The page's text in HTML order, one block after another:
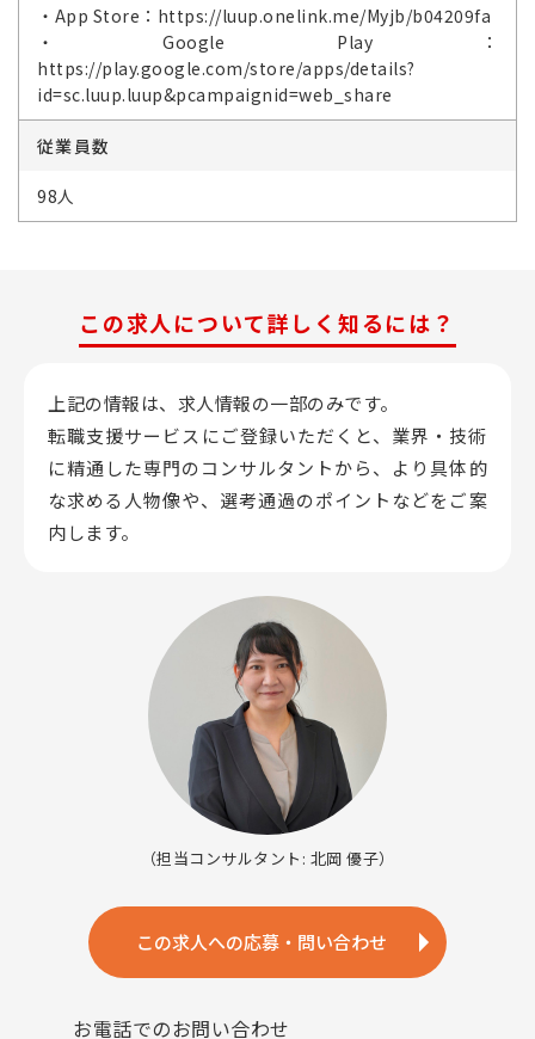
・App Store：https://luup.onelink.me/Myjb/b04209fa
・Google Play：
https://play.google.com/store/apps/details?
id=sc.luup.luup&pcampaignid=web_share
従業員数
98人
この求人について詳しく知るには？
上記の情報は、求人情報の一部のみです。
転職支援サービスにご登録いただくと、業界・技術
に精通した専門のコンサルタントから、 より具体的
な求める人物像や、選考通過のポイントなどをご案
内します。
（担当コンサルタント: 北岡 優子）
この求人への応募・問い合わせ
お電話でのお問い合わせ